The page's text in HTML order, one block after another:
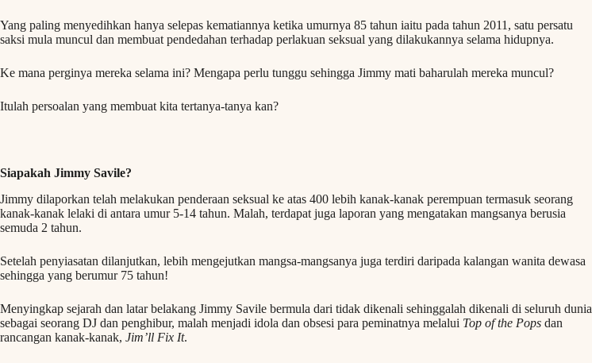
Yang paling menyedihkan hanya selepas kematiannya ketika umurnya 85 tahun iaitu pada tahun 2011, satu persatu
saksi mula muncul dan membuat pendedahan terhadap perlakuan seksual yang dilakukannya selama hidupnya.
Ke mana perginya mereka selama ini? Mengapa perlu tunggu sehingga Jimmy mati baharulah mereka muncul?
Itulah persoalan yang membuat kita tertanya-tanya kan?
Siapakah Jimmy Savile?
Jimmy dilaporkan telah melakukan penderaan seksual ke atas 400 lebih kanak-kanak perempuan termasuk seorang
kanak-kanak lelaki di antara umur 5-14 tahun. Malah, terdapat juga laporan yang mengatakan mangsanya berusia
semuda 2 tahun.
Setelah penyiasatan dilanjutkan, lebih mengejutkan mangsa-mangsanya juga terdiri daripada kalangan wanita dewasa
sehingga yang berumur 75 tahun!
Menyingkap sejarah dan latar belakang Jimmy Savile bermula dari tidak dikenali sehinggalah dikenali di seluruh dunia
sebagai seorang DJ dan penghibur, malah menjadi idola dan obsesi para peminatnya melalui Top of the Pops dan
rancangan kanak-kanak, Jim’ll Fix It.